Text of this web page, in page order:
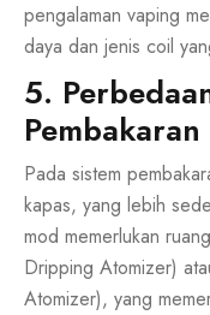
pengalaman vaping
daya dan jenis coil
5.
Pembakaran
Pada sistem
kapas, yang lebih
mod memerlukan
Dripping Atomizer)
Atomizer), yang